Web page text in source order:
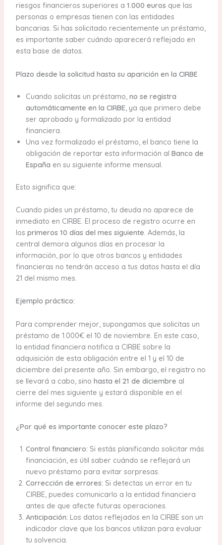
riesgos financieros superiores a 1.000 euros que las
personas o empresas tienen con las entidades
bancarias. Si has solicitado recientemente un préstamo,
es importante saber cuándo aparecerá reflejado en
esta base de datos.
Plazo desde la solicitud hasta su aparición en la CIRBE
Cuando solicitas un préstamo, no se registra
automáticamente en la CIRBE , ya que primero debe
ser aprobado y formalizado por la entidad
financiera.
Una vez formalizado el préstamo, el banco tiene la
obligación de reportar esta información al Banco de
España en su siguiente informe mensual.
Esto significa que:
Cuando pides un préstamo, tu deuda no aparece de
inmediato en CIRBE. El proceso de registro ocurre en
los primeros 10 días del mes siguiente. Además, la
central demora algunos días en procesar la
información, por lo que otros bancos y entidades
financieras no tendrán acceso a tus datos hasta el día
21 del mismo mes.
Ejemplo práctico:
Para comprender mejor, supongamos que solicitas un
préstamo de 1.000€ el 10 de noviembre. En este caso,
la entidad financiera notifica a CIRBE sobre la
adquisición de esta obligación entre el 1 y el 10 de
diciembre del presente año. Sin embargo, el registro no
se llevará a cabo, sino hasta el 21 de diciembre al
cierre del mes siguiente y estará disponible en el
informe del segundo mes.
¿Por qué es importante conocer este plazo?
Control financiero: Si estás planificando solicitar más
financiación, es útil saber cuándo se reflejará un
nuevo préstamo para evitar sorpresas.
Corrección de errores: Si detectas un error en tu
CIRBE, puedes comunicarlo a la entidad financiera
antes de que afecte futuras operaciones.
Anticipación: Los datos reflejados en la CIRBE son un
indicador clave que los bancos utilizan para evaluar
tu solvencia.